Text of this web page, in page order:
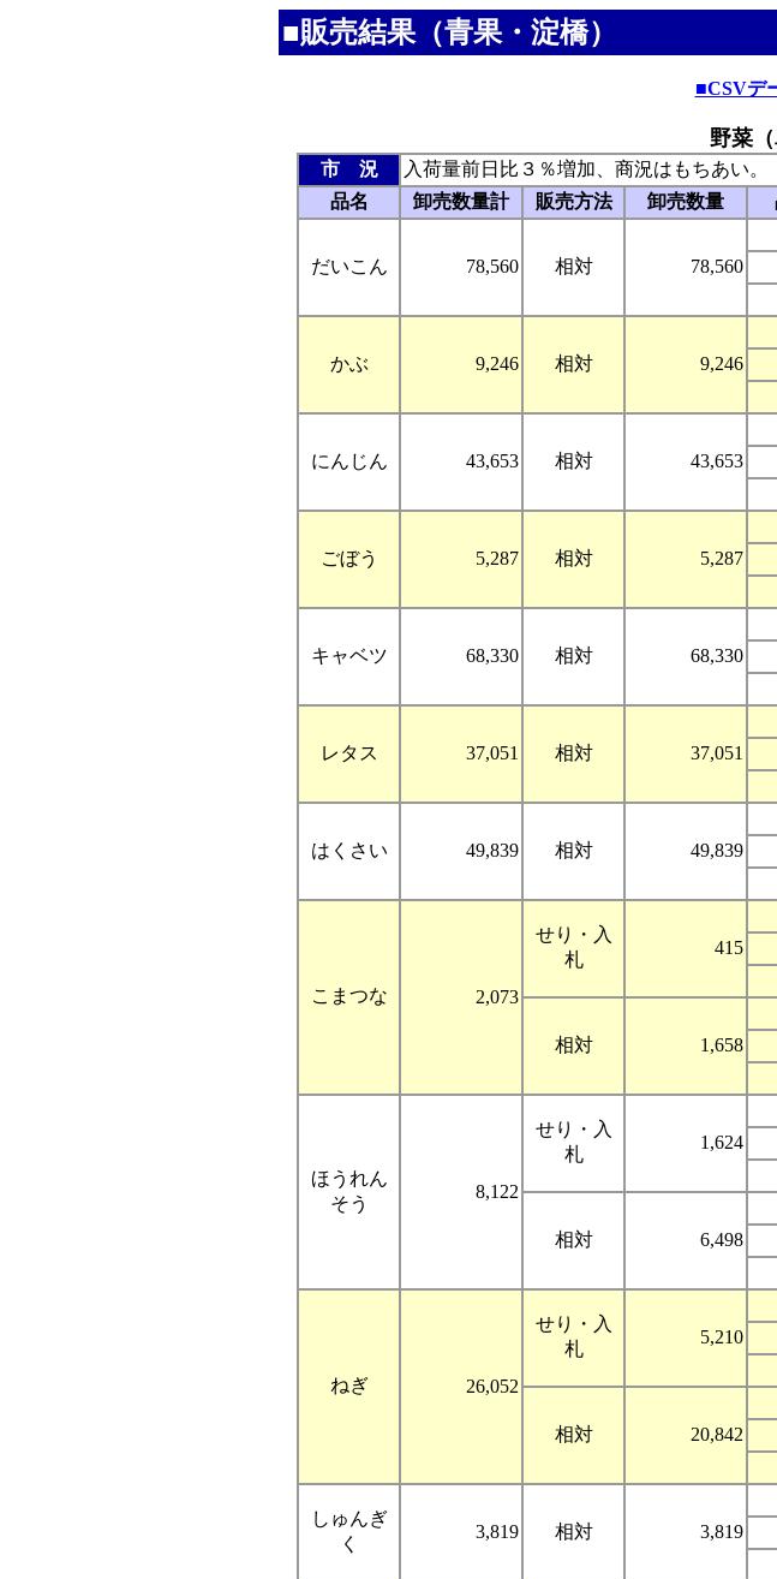
■販売結果（青果・淀橋）
■CSVデ
野菜（
市 況
入荷量前日比３％増加、商況はもちあい。
品名
卸売数量計 販売方法 卸売数量
だいこん 78,560 相対 78,560
かぶ 9,246 相対 9,246
にんじん 43,653 相対 43,653
ごぼう 5,287 相対 5,287
キャベツ 68,330 相対 68,330
レタス 37,051 相対 37,051
はくさい 49,839 相対 49,839
こまつな 2,073
せり・入
札
415
相対 1,658
ほうれん
そう
8,122
せり・入
札
1,624
相対 6,498
ねぎ 26,052
せり・入
札
5,210
相対 20,842
しゅんぎ
く
3,819 相対 3,819